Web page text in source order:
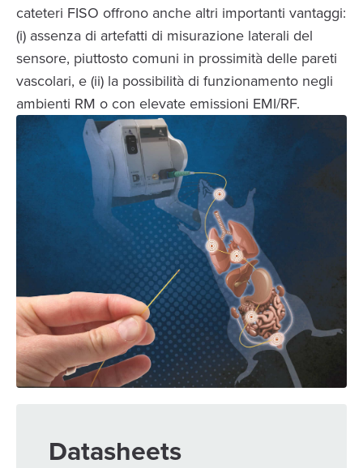
cateteri FISO offrono anche altri importanti vantaggi:
(i) assenza di artefatti di misurazione laterali del
sensore, piuttosto comuni in prossimità delle pareti
vascolari, e (ii) la possibilità di funzionamento negli
ambienti RM o con elevate emissioni EMI/RF.
Datasheets